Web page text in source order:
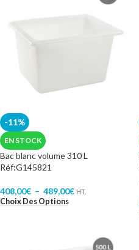
-11%
EN STOCK
Bac blanc volume 310 L
Réf:G145821
408,00€ – 489,00€ HT.
Choix Des Options